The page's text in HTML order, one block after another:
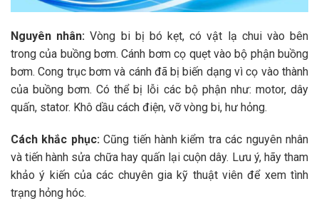
Nguyên nhân:Vòng bi bị bó kẹt, có vật lạ chui vào bên
trong của buồng bơm. Cánh bơm cọ quẹt vào bộ phận buồng
bơm. Cong trục bơm và cánh đã bị biến dạng vì cọ vào thành
của buồng bơm. Có thể bị lỗi các bộ phận như: motor, dây
quấn, stator. Khô dầu cách điện, vỡ vòng bi, hư hỏng.
Cách khắc phục:Cũng tiến hành kiểm tra các nguyên nhân
và tiến hành sửa chữa hay quấn lại cuộn dây. Lưu ý, hãy tham
khảo ý kiến của các chuyên gia kỹ thuật viên để xem tình
trạng hỏng hóc.